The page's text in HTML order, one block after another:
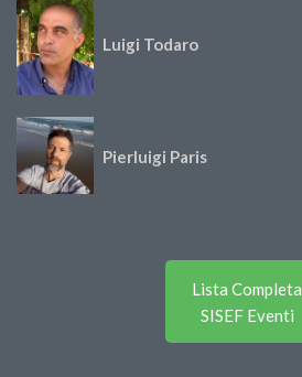
Luigi Todaro
Pierluigi Paris
Lista Completa
SISEF Eventi